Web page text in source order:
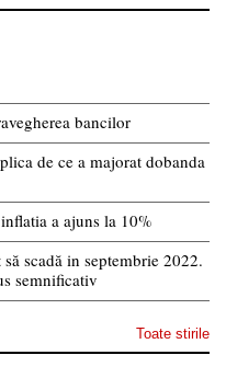
bancilor
de ce a majorat dobanda
a ajuns la 10%
scadă in septembrie 2022.
semnificativ
Toate stirile